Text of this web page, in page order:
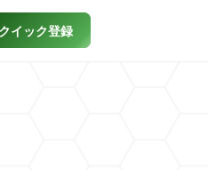
クイック登録